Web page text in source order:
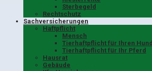
Sterbegeld
Rechtschutz
Sachversicherungen
Haftpflicht
Mensch
Tierhaftpflicht für Ihren Hund
Tierhaftpflicht für Ihr Pferd
Hausrat
Gebäude